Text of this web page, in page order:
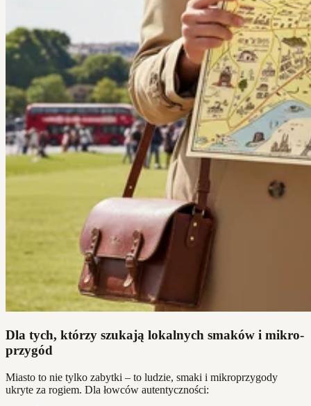
Dla tych, którzy szukają lokalnych smaków i mikro-
przygód
Miasto to nie tylko zabytki – to ludzie, smaki i mikroprzygody
ukryte za rogiem. Dla łowców autentyczności: